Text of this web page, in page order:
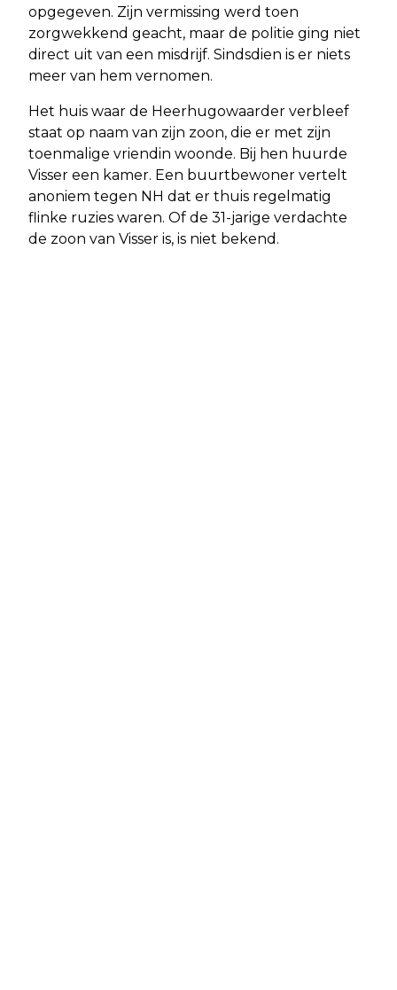
opgegeven. Zijn vermissing werd toen
zorgwekkend geacht, maar de politie ging niet
direct uit van een misdrijf. Sindsdien is er niets
meer van hem vernomen.
Het huis waar de Heerhugowaarder verbleef
staat op naam van zijn zoon, die er met zijn
toenmalige vriendin woonde. Bij hen huurde
Visser een kamer. Een buurtbewoner vertelt
anoniem tegen NH dat er thuis regelmatig
flinke ruzies waren. Of de 31-jarige verdachte
de zoon van Visser is, is niet bekend.